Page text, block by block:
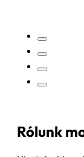
Rólunk